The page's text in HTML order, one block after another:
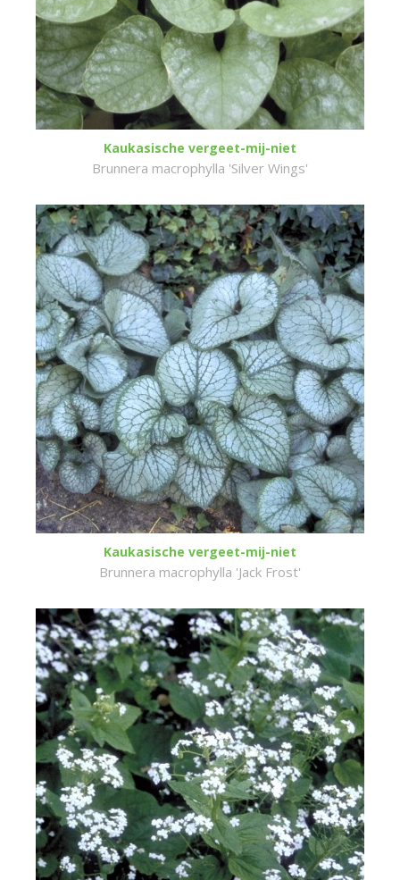
Kaukasische vergeet-mij-niet
Brunnera macrophylla 'Silver Wings'
Kaukasische vergeet-mij-niet
Brunnera macrophylla 'Jack Frost'